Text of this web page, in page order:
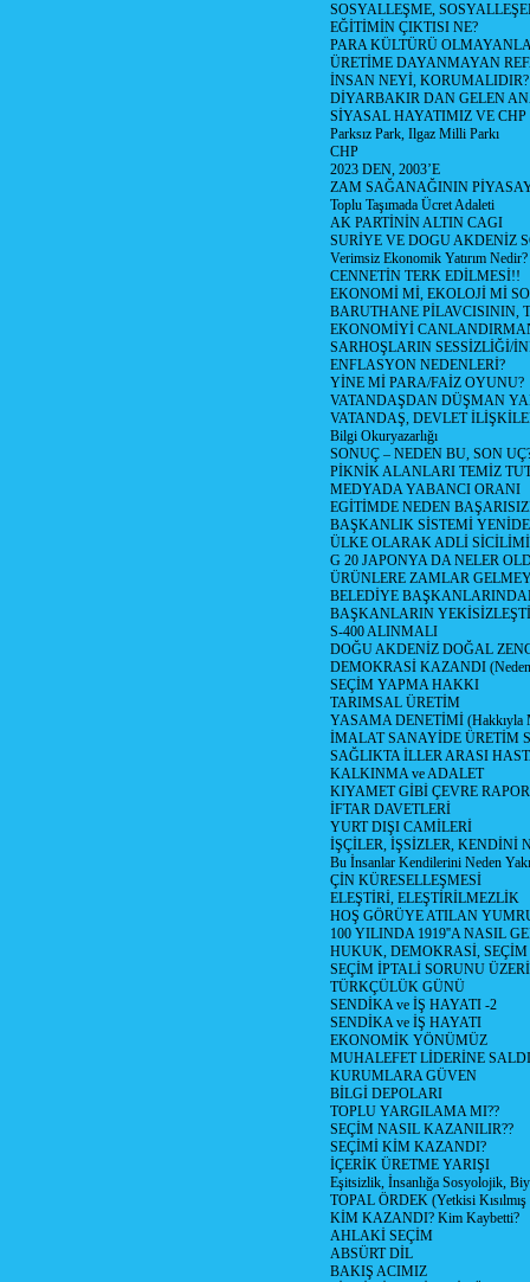
SOSYALLEŞME,
EĞİTİMİN ÇIKTISI NE?
PARA KÜLTÜRÜ
ÜRETİME DAYANMAYAN
İNSAN NEYİ, KORUMALIDIR?
DİYARBAKIR DAN GELEN
SİYASAL HAYATIMIZ VE CHP
Parksız Park, Ilgaz Milli Parkı
CHP
2023 DEN, 2003’E
ZAM SAĞANAĞININ
Toplu Taşımada Ücret Adaleti
AK PARTİNİN ALTIN CAGI
SURİYE VE DOGU AKDENİZ
Verimsiz Ekonomik Yatırım Nedir?
CENNETİN TERK EDİLMESİ!!
EKONOMİ Mİ, EKOLOJİ Mİ
BARUTHANE PİLAVCISININ,
EKONOMİYİ
SARHOŞLARIN SESSİZLİĞİ/
ENFLASYON NEDENLERİ?
YİNE Mİ PARA/FAİZ OYUNU?
VATANDAŞDAN DÜŞMAN
VATANDAŞ, DEVLET
Bilgi Okuryazarlığı
SONUÇ – NEDEN BU, SON
PİKNİK ALANLARI TEMİZ
MEDYADA YABANCI ORANI
EGİTİMDE NEDEN
BAŞKANLIK SİSTEMİ
ÜLKE OLARAK ADLİ
G 20 JAPONYA DA NELER
ÜRÜNLERE ZAMLAR
BELEDİYE
BAŞKANLARIN
S-400 ALINMALI
DOĞU AKDENİZ DOĞAL
DEMOKRASİ KAZANDI (Neden
SEÇİM YAPMA HAKKI
TARIMSAL ÜRETİM
YASAMA DENETİMİ (Hakkıyla
İMALAT SANAYİDE ÜRETİM
SAĞLIKTA İLLER ARASI
KALKINMA ve ADALET
KIYAMET GİBİ ÇEVRE
İFTAR DAVETLERİ
YURT DIŞI CAMİLERİ
İŞÇİLER, İŞSİZLER, KENDİNİ
Bu İnsanlar Kendilerini Neden
ÇİN KÜRESELLEŞMESİ
ELEŞTİRİ, ELEŞTİRİLMEZLİK
HOŞ GÖRÜYE ATILAN
100 YILINDA 1919''A NASIL
HUKUK, DEMOKRASİ, SEÇİM
SEÇİM İPTALİ SORUNU
TÜRKÇÜLÜK GÜNÜ
SENDİKA ve İŞ HAYATI -2
SENDİKA ve İŞ HAYATI
EKONOMİK YÖNÜMÜZ
MUHALEFET LİDERİNE
KURUMLARA GÜVEN
BİLGİ DEPOLARI
TOPLU YARGILAMA MI??
SEÇİM NASIL KAZANILIR??
SEÇİMİ KİM KAZANDI?
İÇERİK ÜRETME YARIŞI
Eşitsizlik, İnsanlığa Sosyolojik,
TOPAL ÖRDEK (Yetkisi
KİM KAZANDI? Kim Kaybetti?
AHLAKİ SEÇİM
ABSÜRT DİL
BAKIŞ ACIMIZ